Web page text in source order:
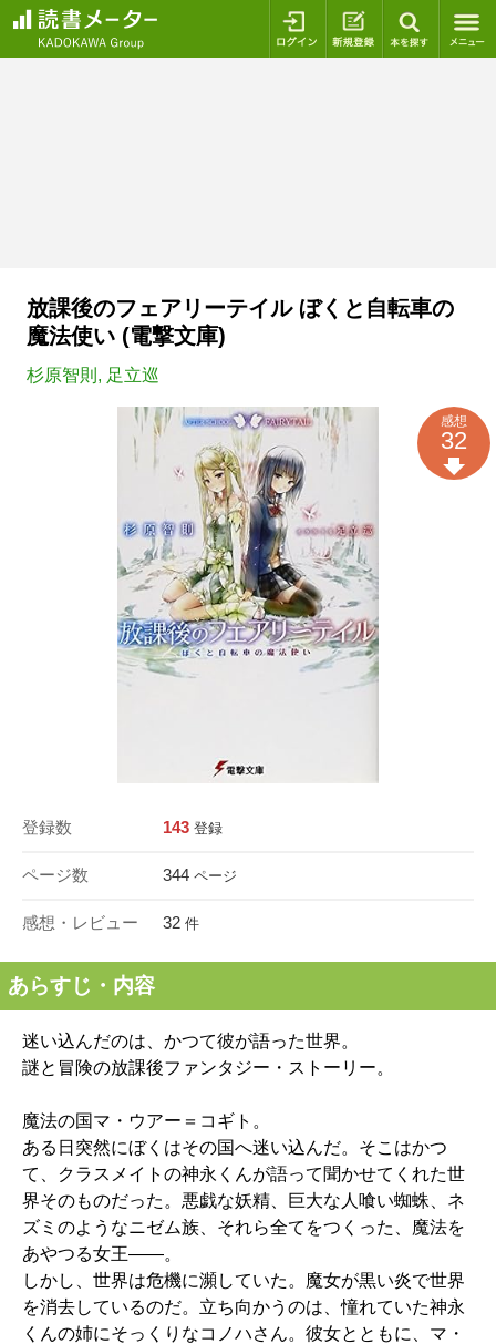
ログイン 新規登録
放課後のフェアリーテイル ぼくと自転車の
魔法使い (電撃文庫)
杉原智則 , 足立巡
登録数 143 登録
ページ数 344 ページ
感想・レビュー 32 件
感想
32
あらすじ・内容
迷い込んだのは、かつて彼が語った世界。
謎と冒険の放課後ファンタジー・ストーリー。
魔法の国マ・ウアー＝コギト。
ある日突然にぼくはその国へ迷い込んだ。そこはかつ
て、クラスメイトの神永くんが語って聞かせてくれた世
界そのものだった。悪戯な妖精、巨大な人喰い蜘蛛、ネ
ズミのようなニゼム族、それら全てをつくった、魔法を
あやつる女王――。
しかし、世界は危機に瀕していた。魔女が黒い炎で世界
を消去しているのだ。立ち向かうのは、憧れていた神永
くんの姉にそっくりなコノハさん。彼女とともに、マ・